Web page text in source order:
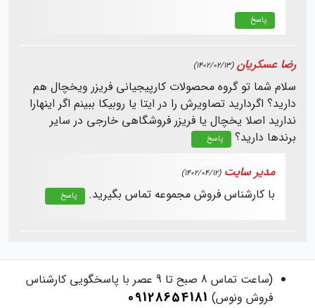
پاسخ
رضا عسکریان (1402/02/13)
سلام شما تو گروه محصولات کارپیجیانی فریزر ویخچال هم
دارید؟ اگردارید تصاویرش را در ایتا یا روبیکا ببینم اگر اینهارا
ندارید اصلا یخچال یا فریزر فروشگاهی خارجی در سایر
برندها دارید؟
پاسخ
مدیر سایت (1402/04/12)
با کارشناس فروش مجموعه تماس بگیرید. پاسخ
(ساعت تماس 8 صبح تا 9 عصر با پاسخگویی کارشناس
فروش ونوس) 09128654181